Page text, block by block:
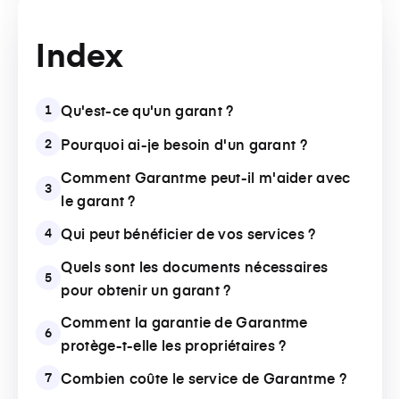
Index
Qu'est-ce qu'un garant ?
1
Pourquoi ai-je besoin d'un garant ?
2
Comment Garantme peut-il m'aider avec
le garant ?
3
Qui peut bénéficier de vos services ?
4
Quels sont les documents nécessaires
pour obtenir un garant ?
5
Comment la garantie de Garantme
protège-t-elle les propriétaires ?
6
Combien coûte le service de Garantme ?
7